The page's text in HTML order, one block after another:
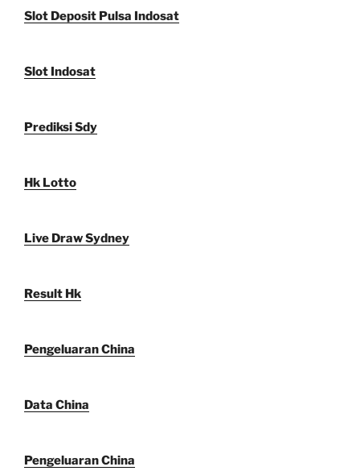
Slot Deposit Pulsa Indosat
Slot Indosat
Prediksi Sdy
Hk Lotto
Live Draw Sydney
Result Hk
Pengeluaran China
Data China
Pengeluaran China